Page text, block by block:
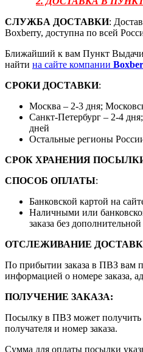
СЛУЖБА ДОСТАВКИ:
Boxberry, доступна по всей
Ближайший к вам Пункт
найти на сайте компании
СРОКИ ДОСТАВКИ:
Москва – 2-3 дня;
Санкт-Петербург – 2-4
дней
Остальные регионы
СРОК ХРАНЕНИЯ
СПОСОБ ОПЛАТЫ:
Банковской картой на
Наличными или
заказа без
ОТСЛЕЖИВАНИЕ
По прибытии заказа в ПВЗ вам
информацией о номере заказа,
ПОЛУЧЕНИЕ ЗАКАЗА:
Посылку в ПВЗ может
получателя и номер заказа.
Сумма для оплаты посылки